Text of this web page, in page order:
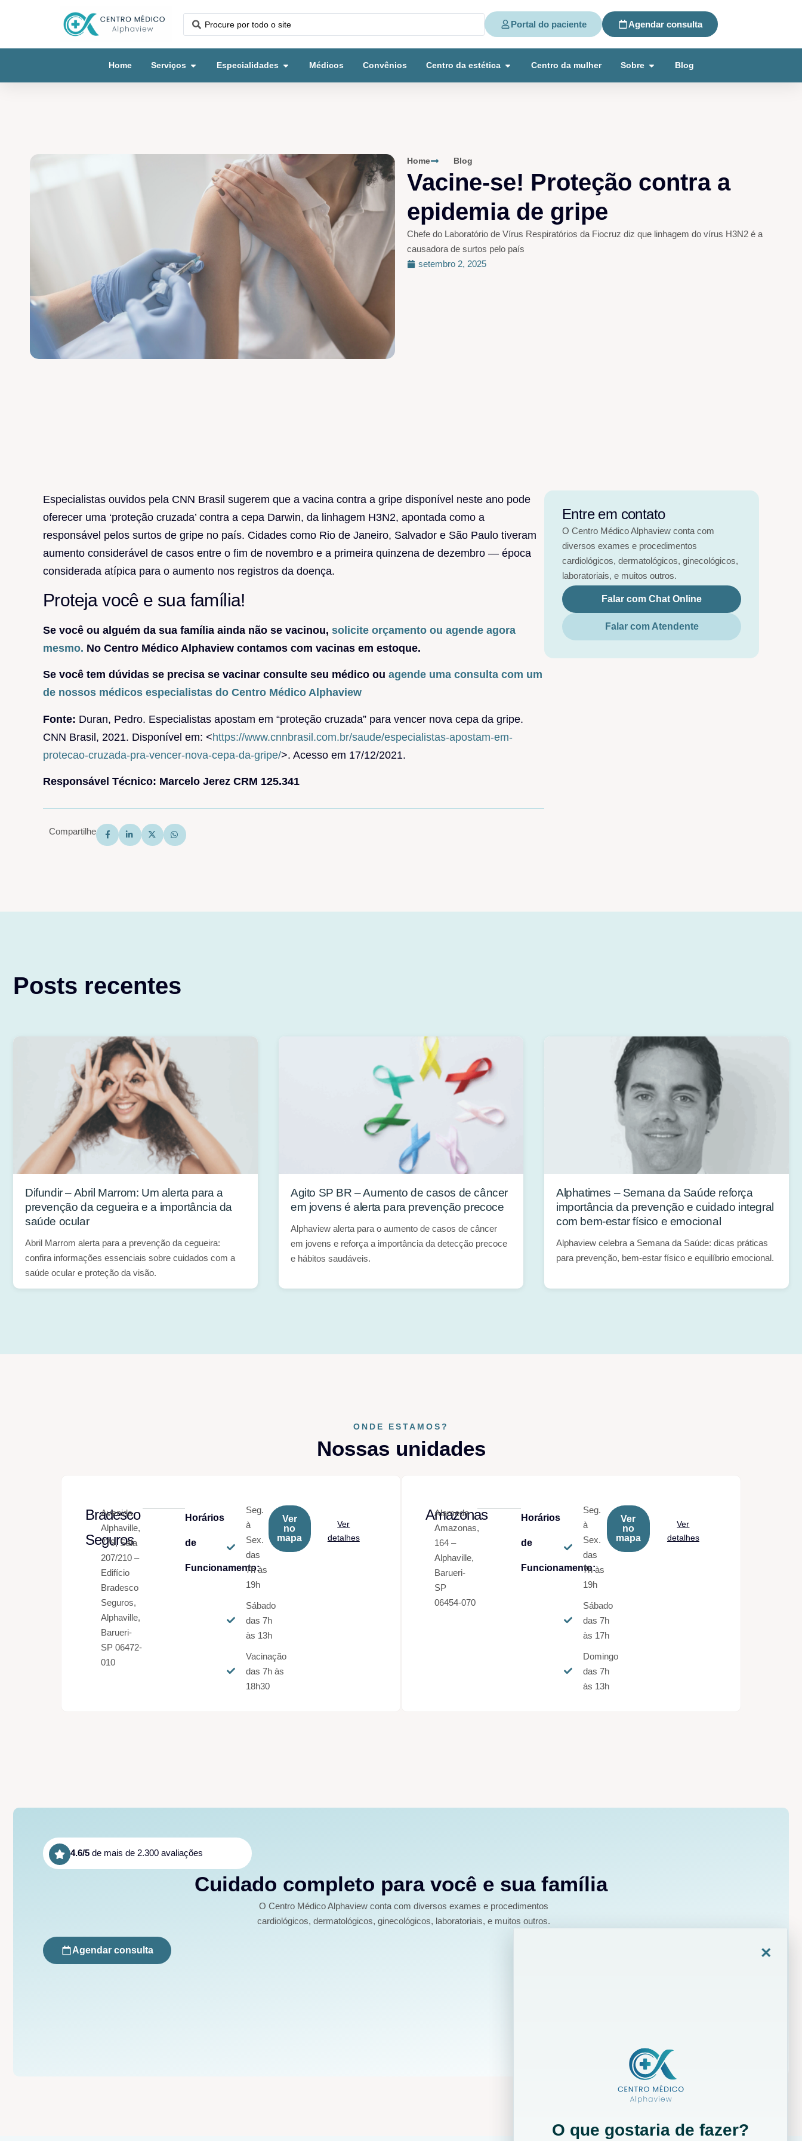
Portal do paciente Agendar consulta
Home Serviços Especialidades Médicos Convênios Centro da estética Centro da mulher Sobre Blog
Home Blog
Vacine-se! Proteção contra a
epidemia de gripe
Chefe do Laboratório de Vírus Respiratórios da Fiocruz diz que linhagem do vírus H3N2 é a
causadora de surtos pelo país
setembro 2, 2025
Especialistas ouvidos pela CNN Brasil sugerem que a vacina contra a gripe disponível neste ano pode
oferecer uma ‘proteção cruzada’ contra a cepa Darwin, da linhagem H3N2, apontada como a
responsável pelos surtos de gripe no país. Cidades como Rio de Janeiro, Salvador e São Paulo tiveram
aumento considerável de casos entre o fim de novembro e a primeira quinzena de dezembro — época
considerada atípica para o aumento nos registros da doença.
Proteja você e sua família!
Se você ou alguém da sua família ainda não se vacinou, solicite orçamento ou agende agora
mesmo. No Centro Médico Alphaview contamos com vacinas em estoque.
Se você tem dúvidas se precisa se vacinar consulte seu médico ou agende uma consulta com um
de nossos médicos especialistas do Centro Médico Alphaview
Fonte: Duran, Pedro. Especialistas apostam em “proteção cruzada” para vencer nova cepa da gripe.
CNN Brasil, 2021. Disponível em: <https://www.cnnbrasil.com.br/saude/especialistas-apostam-em-
protecao-cruzada-pra-vencer-nova-cepa-da-gripe/>. Acesso em 17/12/2021.
Responsável Técnico: Marcelo Jerez CRM 125.341
Compartilhe
Entre em contato
O Centro Médico Alphaview conta com
diversos exames e procedimentos
cardiológicos, dermatológicos, ginecológicos,
laboratoriais, e muitos outros.
Falar com Chat Online
Falar com Atendente
Posts recentes
Difundir – Abril Marrom: Um alerta para a
prevenção da cegueira e a importância da
saúde ocular
Abril Marrom alerta para a prevenção da cegueira:
confira informações essenciais sobre cuidados com a
saúde ocular e proteção da visão.
Agito SP BR – Aumento de casos de câncer
em jovens é alerta para prevenção precoce
Alphaview alerta para o aumento de casos de câncer
em jovens e reforça a importância da detecção precoce
e hábitos saudáveis.
Alphatimes – Semana da Saúde reforça
importância da prevenção e cuidado integral
com bem-estar físico e emocional
Alphaview celebra a Semana da Saúde: dicas práticas
para prevenção, bem-estar físico e equilíbrio emocional.
ONDE ESTAMOS?
Nossas unidades
Bradesco
Seguros
Avenida
Alphaville,
779, Sala
207/210 –
Edifício
Bradesco
Seguros,
Alphaville,
Barueri-
SP 06472-
010
Horários
de
Funcionamento:
Seg.
à
Sex.
das
7h às
19h
Sábado
das 7h
às 13h
Vacinação
das 7h às
18h30
Ver
no
mapa
Ver
detalhes
Amazonas
Alameda
Amazonas,
164 –
Alphaville,
Barueri-
SP
06454-070
Horários
de
Funcionamento:
Seg.
à
Sex.
das
7h às
19h
Sábado
das 7h
às 17h
Domingo
das 7h
às 13h
Ver
no
mapa
Ver
detalhes
4.6/5 de mais de 2.300 avaliações
Cuidado completo para você e sua família
O Centro Médico Alphaview conta com diversos exames e procedimentos
cardiológicos, dermatológicos, ginecológicos, laboratoriais, e muitos outros.
Agendar consulta ×
O que gostaria de fazer?